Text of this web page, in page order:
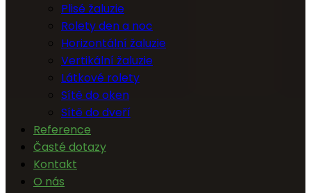
Plisé žaluzie
Rolety den a noc
Horizontální žaluzie
Vertikální žaluzie
Látkové rolety
Sítě do oken
Sítě do dveří
Reference
Časté dotazy
Kontakt
O nás